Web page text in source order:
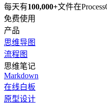
每天有100,000+文件在
免费使用
产品
思维导图
流程图
思维笔记
Markdown
在线白板
原型设计